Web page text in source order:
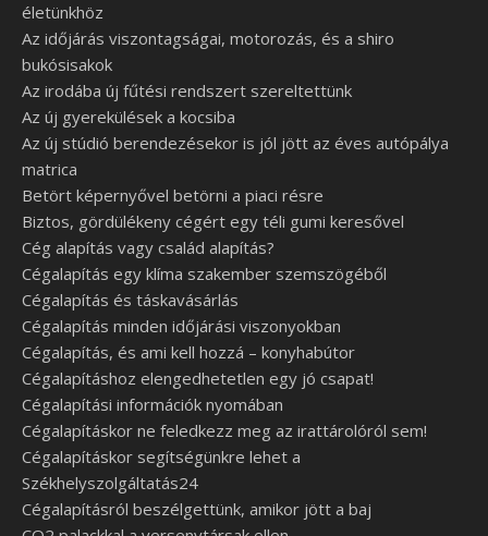
életünkhöz
Az időjárás viszontagságai, motorozás, és a shiro
bukósisakok
Az irodába új fűtési rendszert szereltettünk
Az új gyerekülések a kocsiba
Az új stúdió berendezésekor is jól jött az éves autópálya
matrica
Betört képernyővel betörni a piaci résre
Biztos, gördülékeny cégért egy téli gumi keresővel
Cég alapítás vagy család alapítás?
Cégalapítás egy klíma szakember szemszögéből
Cégalapítás és táskavásárlás
Cégalapítás minden időjárási viszonyokban
Cégalapítás, és ami kell hozzá – konyhabútor
Cégalapításhoz elengedhetetlen egy jó csapat!
Cégalapítási információk nyomában
Cégalapításkor ne feledkezz meg az irattárolóról sem!
Cégalapításkor segítségünkre lehet a
Székhelyszolgáltatás24
Cégalapításról beszélgettünk, amikor jött a baj